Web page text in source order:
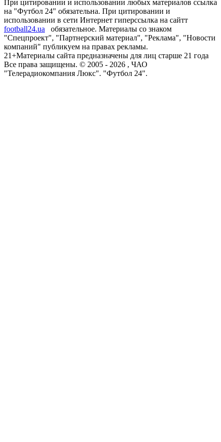
При цитировании и использовании любых материалов ссылка
на "Футбол 24" обязательна. При цитировании и
использовании в сети Интернет гиперссылка на сайтт
football24.ua
обязательное. Материалы со знаком
"Спецпроект", "Партнерский материал", "Реклама", "Новости
компаний" публикуем на правах рекламы.
21+Материалы сайта предназначены для лиц старше 21 года
Все права защищены. © 2005 - 2026 , ЧАО
"Телерадиокомпания Люкс". "Футбол 24".